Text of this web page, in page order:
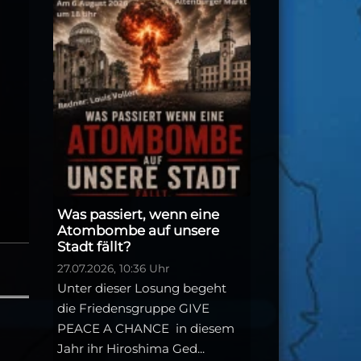
Was passiert, wenn eine
Atombombe auf unsere
Stadt fällt?
27.07.2026, 10:36 Uhr
Unter dieser Losung begeht
die Friedensgruppe GIVE
PEACE A CHANCE in diesem
Jahr ihr Hiroshima Ged...